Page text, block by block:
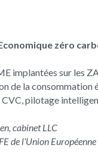
zéro
implantées sur les
de la consommation
pilotage
cabinet LLC
de l’Union